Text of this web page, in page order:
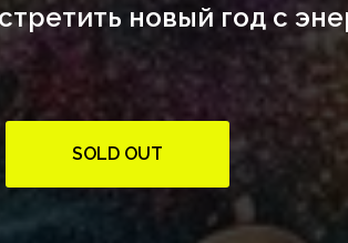
новый год с
SOLD OUT